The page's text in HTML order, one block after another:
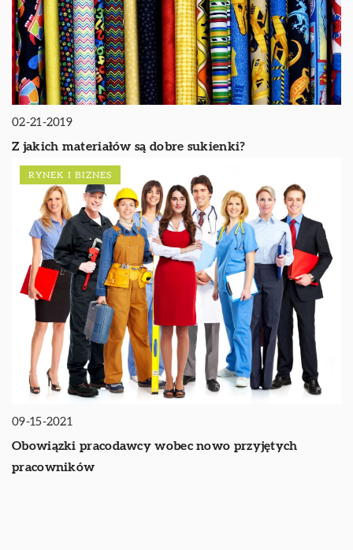
02-21-2019
Z jakich materiałów są dobre sukienki?
RYNEK I BIZNES
09-15-2021
Obowiązki pracodawcy wobec nowo przyjętych
pracowników